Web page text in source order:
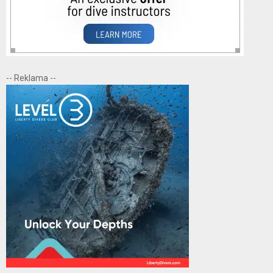
-- Reklama --